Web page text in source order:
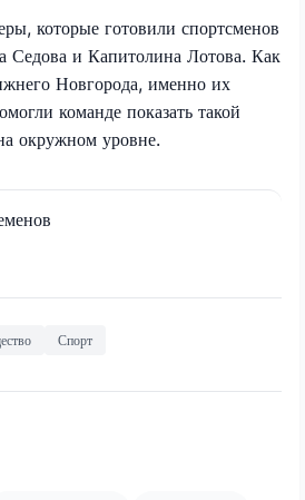
которые готовили спортсменов
Седова и Капитолина Лотова. Как
Новгорода, именно их
команде показать такой
окружном уровне.
Спорт